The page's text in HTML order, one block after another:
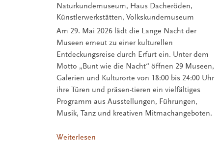
Naturkundemuseum, Haus Dacheröden,
Künstlerwerkstätten, Volkskundemuseum
Am 29. Mai 2026 lädt die Lange Nacht der
Museen erneut zu einer kulturellen
Entdeckungsreise durch Erfurt ein. Unter dem
Motto „Bunt wie die Nacht“ öffnen 29 Museen,
Galerien und Kulturorte von 18:00 bis 24:00 Uhr
ihre Türen und präsen-tieren ein vielfältiges
Programm aus Ausstellungen, Führungen,
Musik, Tanz und kreativen Mitmachangeboten.
Weiterlesen